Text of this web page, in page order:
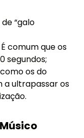
“galo
comum que os
segundos;
os do
a ultrapassar os